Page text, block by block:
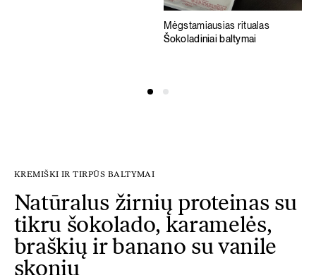
Mėgstamiausias ritualas
Šokoladiniai baltymai
KREMIŠKI IR TIRPŪS BALTYMAI
Natūralus žirnių proteinas su
tikru šokolado, karamelės,
braškių ir banano su vanile
skoniu